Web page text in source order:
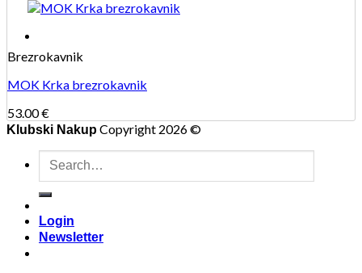
Brezrokavnik
MOK Krka brezrokavnik
53.00€
Klubski NakupCopyright 2026 ©
for:
Login
Newsletter